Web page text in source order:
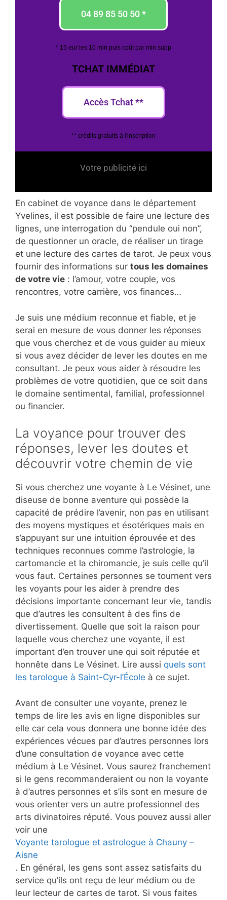
04 89 85 50 50 *
* 15 eur les 10 min puis coût par min supp
TCHAT IMMÉDIAT
Accès Tchat **
** crédits gratuits à l'inscription
Votre publicité ici
En cabinet de voyance dans le département
Yvelines, il est possible de faire une lecture des
lignes, une interrogation du “pendule oui non”,
de questionner un oracle, de réaliser un tirage
et une lecture des cartes de tarot. Je peux vous
fournir des informations sur tous les domaines
de votre vie : l’amour, votre couple, vos
rencontres, votre carrière, vos finances…
Je suis une médium reconnue et fiable, et je
serai en mesure de vous donner les réponses
que vous cherchez et de vous guider au mieux
si vous avez décider de lever les doutes en me
consultant. Je peux vous aider à résoudre les
problèmes de votre quotidien, que ce soit dans
le domaine sentimental, familial, professionnel
ou financier.
La voyance pour trouver des
réponses, lever les doutes et
découvrir votre chemin de vie
Si vous cherchez une voyante à Le Vésinet, une
diseuse de bonne aventure qui possède la
capacité de prédire l’avenir, non pas en utilisant
des moyens mystiques et ésotériques mais en
s’appuyant sur une intuition éprouvée et des
techniques reconnues comme l’astrologie, la
cartomancie et la chiromancie, je suis celle qu’il
vous faut. Certaines personnes se tournent vers
les voyants pour les aider à prendre des
décisions importante concernant leur vie, tandis
que d’autres les consultent à des fins de
divertissement. Quelle que soit la raison pour
laquelle vous cherchez une voyante, il est
important d’en trouver une qui soit réputée et
honnête dans Le Vésinet. Lire aussi quels sont
les tarologue à Saint-Cyr-l’École à ce sujet.
Avant de consulter une voyante, prenez le
temps de lire les avis en ligne disponibles sur
elle car cela vous donnera une bonne idée des
expériences vécues par d’autres personnes lors
d’une consultation de voyance avec cette
médium à Le Vésinet. Vous saurez franchement
si le gens recommanderaient ou non la voyante
à d’autres personnes et s’ils sont en mesure de
vous orienter vers un autre professionnel des
arts divinatoires réputé. Vous pouvez aussi aller
voir une
Voyante tarologue et astrologue à Chauny –
Aisne
. En général, les gens sont assez satisfaits du
service qu’ils ont reçu de leur médium ou de
leur lecteur de cartes de tarot. Si vous faites